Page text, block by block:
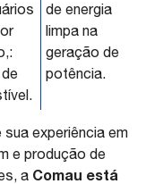
de energia
limpa na
geração de
potência.
experiência em
e produção de
a Comau está